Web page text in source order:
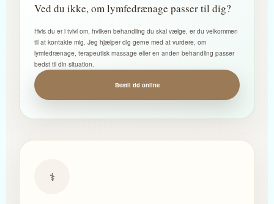
Ved du ikke, om lymfedrænage passer til dig?
Hvis du er i tvivl om, hvilken behandling du skal vælge, er du velkommen
til at kontakte mig. Jeg hjælper dig gerne med at vurdere, om
lymfedrænage, terapeutisk massage eller en anden behandling passer
bedst til din situation.
Bestil tid online
⚕️